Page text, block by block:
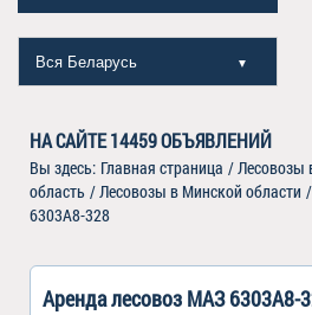
Вся Беларусь ▼
НА САЙТЕ14459ОБЪЯВЛЕНИЙ
Вы здесь: Главная страница /Лесовозы
область /Лесовозы в Минской области /
6303А8-328
Аренда лесовоз МАЗ 6303А8-